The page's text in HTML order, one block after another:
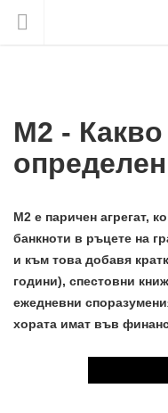
M2 -
M2 е паричен агрегат,
банкноти в ръцете на
и към това добавя
години), спестовни
ежедневни
хората имат във